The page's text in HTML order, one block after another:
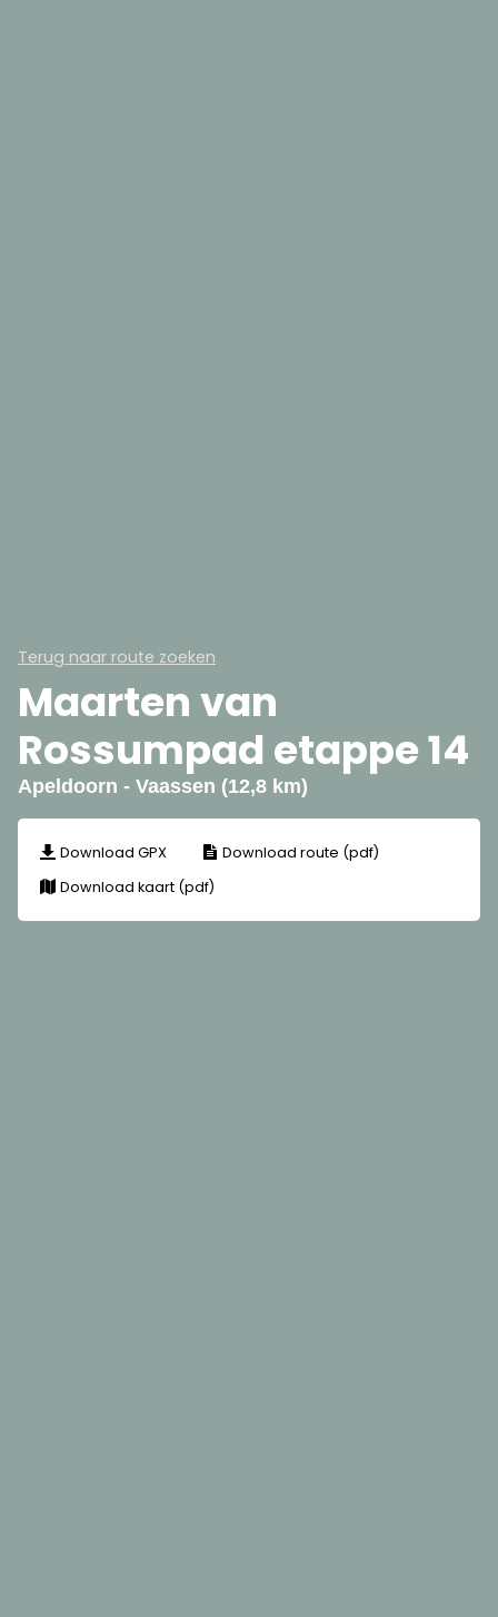
Terug naar route zoeken
Maarten van
Rossumpad etappe 14
Apeldoorn - Vaassen (12,8 km)
Download GPX
Download route (pdf)
Download kaart (pdf)